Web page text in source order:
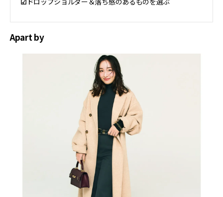
Apart by